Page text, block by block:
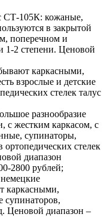
СТ-105К: кожаные,
в закрытой
поперечном и
1-2 степени. Ценовой
каркасными,
взрослые и детские
стелек талус
разнообразие
с жестким каркасом, с
супинаторы,
ортопедических стелек
диапазон
2800 рублей;
каркасными,
супинаторов,
Ценовой диапазон –